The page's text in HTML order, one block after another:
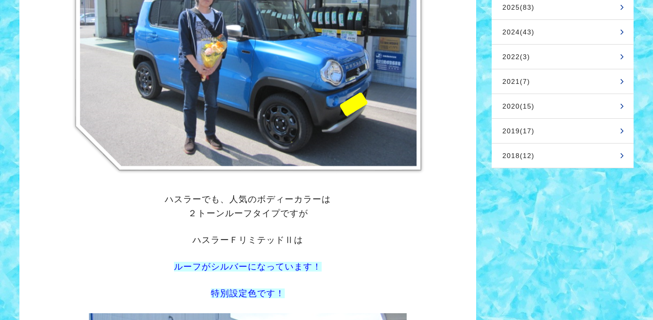
ハスラーでも、人気のボディーカラーは
２トーンルーフタイプですが
ハスラーＦリミテッドⅡは
ルーフがシルバーになっています！
特別設定色です！
2025(83)
2024(43)
2022(3)
2021(7)
2020(15)
2019(17)
2018(12)